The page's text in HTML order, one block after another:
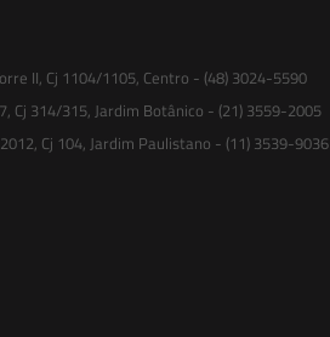
II, Cj 1104/1105, Centro - (48) 3024-5590
Cj 314/315, Jardim Botânico - (21) 3559-2005
Cj 104, Jardim Paulistano - (11) 3539-9036